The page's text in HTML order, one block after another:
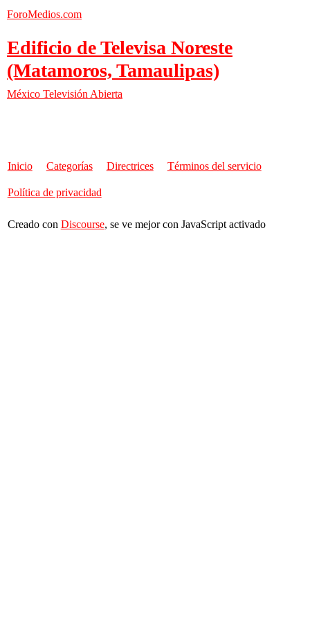
ForoMedios.com
Edificio de Televisa Noreste
(Matamoros, Tamaulipas)
México Televisión Abierta
Inicio Categorías Directrices Términos del servicio
Política de privacidad
Creado con Discourse, se ve mejor con JavaScript activado